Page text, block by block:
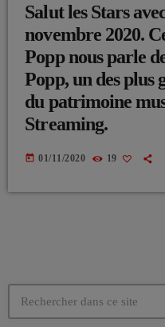
Salut les Stars
novembre 2020.
Popp nous parle
Popp, un des
du patrimoine
Streaming.
today 01/11/2020 19